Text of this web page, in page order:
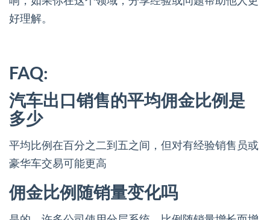
好理解。
FAQ:
汽车出口销售的平均佣金比例是
多少
平均比例在百分之二到五之间，但对有经验销售员或
豪华车交易可能更高
佣金比例随销量变化吗